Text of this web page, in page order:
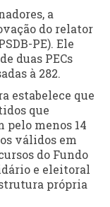
a
do relator
PE). Ele
duas PECs
à 282.
estabelece que
que
pelo menos 14
válidos em
do Fundo
e eleitoral
própria